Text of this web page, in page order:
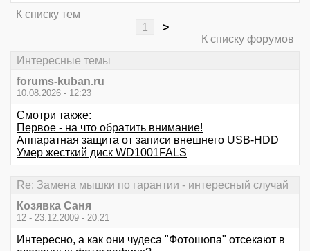
К списку тем
1
>
К списку форумов
Интересные темы
forums-kuban.ru
10.08.2026 - 12:23
Смотри также:
Первое - на что обратить внимание!
Аппаратная защита от записи внешнего USB-HDD
Умер жесткий диск WD1001FALS
Re: Замена мышки по гарантии - интересный случай
Козявка Саня
12 - 23.12.2009 - 20:21
Интересно, а как они чудеса "Фотошопа" отсекают в